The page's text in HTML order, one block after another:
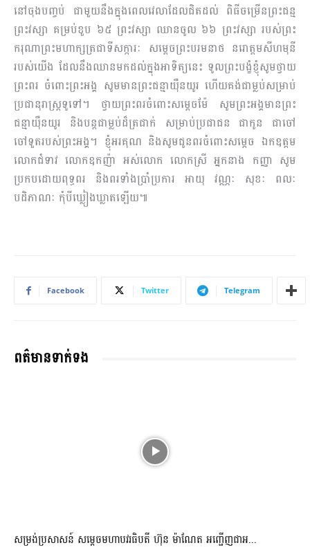
នៅចុងបញ្ចប់ ជាមួយនឹងក្នុងពេលវេលាដែលជិតដល់ ពិធីចម្រើនព្រះជន្ម
ព្រះវស្សា គម្រប់ខួប ៦៥ ព្រះវស្សា​ ឈានចូល ៦៦ ព្រះវស្សា​ របស់ព្រះ
ករុណាព្រះមហាក្សត្រជាទីសក្ការៈ សម្តេចព្រះបរមនាថ នរោត្តមសីហមុនី
របស់យើង ដែលនឹងឈានមកដល់ក្នុងអាទិត្យនេះ ទូលព្រះបង្ខំខ្ញុំសូមថ្វាយ
ព្រះពរ ចំពោះព្រះអង្គ សូមមានព្រះជន្មាយ៉ឺនយូរ ហើយគង់ជាម្លប់សម្រាប់
ប្រជានុរាស្ត្រទូទៅ។ ថ្វាយព្រះពរចំពោះសម្តេចម៉ែ សូមព្រះអង្គមានព្រះ
ជន្មាយ៉ឺនយូរ និងបន្តជាម្លប់ដ៏ត្រជាក់ សម្រាប់ប្រជាជន ជាកូន ជាចៅ
ចៅទួតរបស់ព្រះអង្គ។ ខ្ញុំអរគុណ និងសូមជូនពរចំពោះសម្តេច ឯកឧត្តម
លោកជំទាវ លោកឧកញ៉ា អស់លោក លោកស្រី អ្នកនាង កញ្ញា សូម
ប្រកបដោយពុទ្ធពរ និងពរទាំងប្រាំប្រការ អាយុ វណ្ណៈ សុខៈ ពលៈ
បដិភាណៈ កុំបីឃ្លៀងឃ្លាតឡើយ៕
Facebook Twitter Telegram
ពត៌មានទាក់ទង
សម្រង់ប្រសាសន៍ សម្ដេចមហាបវរធិបតី ហ៊ុន ម៉ាណែត អញ្ជើញជាអ...